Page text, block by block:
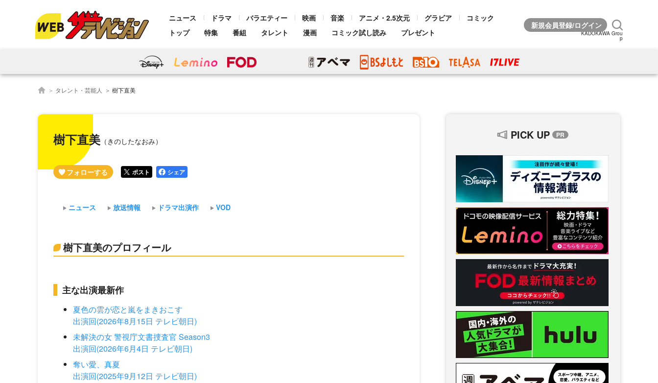
ニュース ドラマ バラエティー 映画 音楽 アニメ・2.5次元 グラビア
コミック
トップ
特集 番組 タレント 漫画 コミック試し読み プレゼント KADOKAWA Grou
p
タレント・芸能人 樹下直美
樹下直美 （きのしたなおみ）
ポスト シェア
ニュース 放送情報 ドラマ出演作 VOD
樹下直美のプロフィール
主な出演最新作
夏色の雲が恋と嵐をまきおこす
出演回(2026年8月15日 テレビ朝日)
未解決の女 警視庁文書捜査官 Season3
出演回(2026年6月4日 テレビ朝日)
奪い愛、真夏
出演回(2025年9月12日 テレビ朝日)
PICK UP